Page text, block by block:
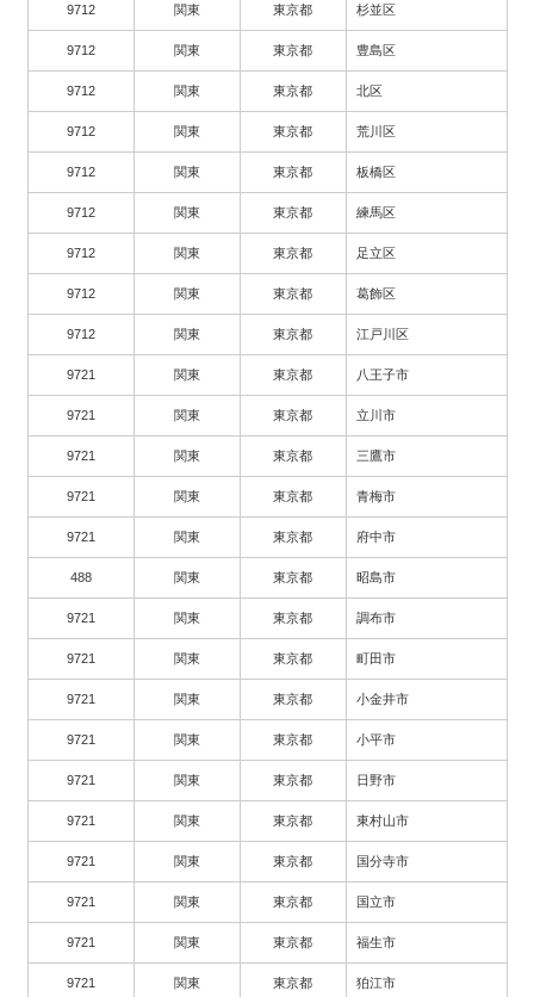
9712 関東 東京都 杉並区
9712 関東 東京都 豊島区
9712 関東 東京都 北区
9712 関東 東京都 荒川区
9712 関東 東京都 板橋区
9712 関東 東京都 練馬区
9712 関東 東京都 足立区
9712 関東 東京都 葛飾区
9712 関東 東京都 江戸川区
9721 関東 東京都 八王子市
9721 関東 東京都 立川市
9721 関東 東京都 三鷹市
9721 関東 東京都 青梅市
9721 関東 東京都 府中市
488 関東 東京都 昭島市
9721 関東 東京都 調布市
9721 関東 東京都 町田市
9721 関東 東京都 小金井市
9721 関東 東京都 小平市
9721 関東 東京都 日野市
9721 関東 東京都 東村山市
9721 関東 東京都 国分寺市
9721 関東 東京都 国立市
9721 関東 東京都 福生市
9721 関東 東京都 狛江市